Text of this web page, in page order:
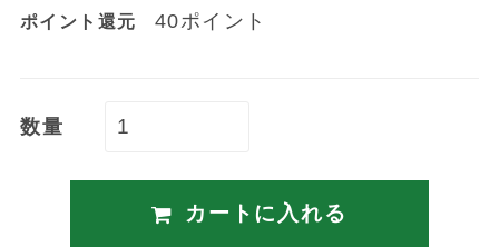
ポイント還元 40ポイント
数量
カートに入れる